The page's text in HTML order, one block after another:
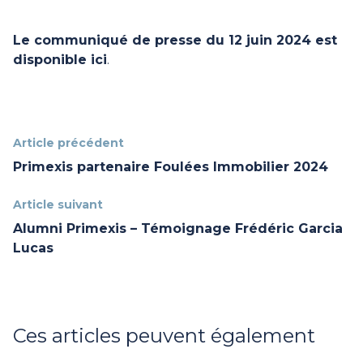
Le communiqué de presse du 12 juin 2024 est
disponible ici.
Article précédent
Primexis partenaire Foulées Immobilier 2024
Article suivant
Alumni Primexis – Témoignage Frédéric Garcia
Lucas
Ces articles peuvent également